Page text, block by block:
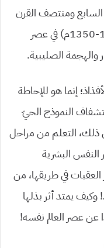
السابع ومنتصف القرن
الثامن الهجري (691 – 751هـ) (1292-1350م) في عصر
والهجمة الصليبية.
إنما هو للإحاطة
النموذج الحيّ
ذلك، التعلم من مراحل
النفس البشرية
في طريقها، من
وكيف يمتد أثر بذلها
عصر العالم نفسه!